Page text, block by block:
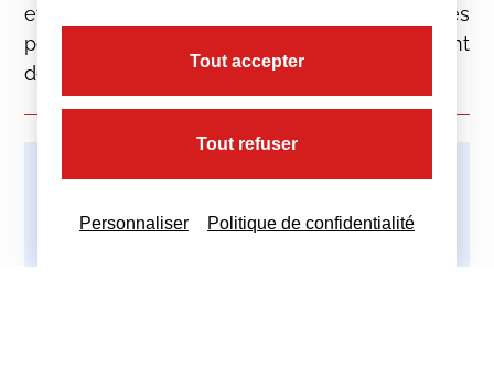
et Conseil – 27 avril 2016 – protection des
personnes physiques à l’égard du traitement
des données à caractère personnel
Tout accepter
Tout refuser
Personnaliser Politique de confidentialité